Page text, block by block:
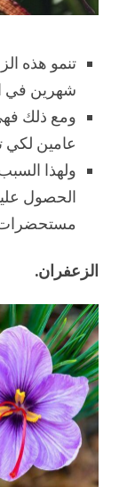
تنمو هذه
شهرين في
ومع ذلك
عامين لكي
ولهذا
الحصول
مستحضرات
الزعفران.